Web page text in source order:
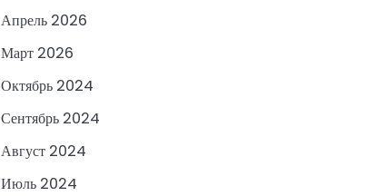
Апрель 2026
Март 2026
Октябрь 2024
Сентябрь 2024
Август 2024
Июль 2024